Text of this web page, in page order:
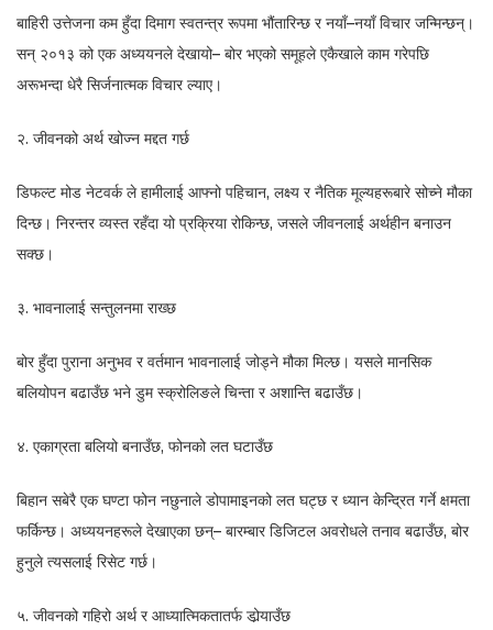
बाहिरी उत्तेजना कम हुँदा दिमाग स्वतन्त्र रूपमा भौंतारिन्छ र नयाँ–नयाँ विचार जन्मिन्छन्।
सन् २०१३ को एक अध्ययनले देखायो– बोर भएको समूहले एकैखाले काम गरेपछि
अरूभन्दा धेरै सिर्जनात्मक विचार ल्याए।
२. जीवनको अर्थ खोज्न मद्दत गर्छ
डिफल्ट मोड नेटवर्क ले हामीलाई आफ्नो पहिचान, लक्ष्य र नैतिक मूल्यहरूबारे सोच्ने मौका
दिन्छ। निरन्तर व्यस्त रहँदा यो प्रक्रिया रोकिन्छ, जसले जीवनलाई अर्थहीन बनाउन
सक्छ।
३. भावनालाई सन्तुलनमा राख्छ
बोर हुँदा पुराना अनुभव र वर्तमान भावनालाई जोड्ने मौका मिल्छ। यसले मानसिक
बलियोपन बढाउँछ भने डुम स्क्रोलिङले चिन्ता र अशान्ति बढाउँछ।
४. एकाग्रता बलियो बनाउँछ, फोनको लत घटाउँछ
बिहान सबेरै एक घण्टा फोन नछुनाले डोपामाइनको लत घट्छ र ध्यान केन्द्रित गर्ने क्षमता
फर्किन्छ। अध्ययनहरूले देखाएका छन्– बारम्बार डिजिटल अवरोधले तनाव बढाउँछ, बोर
हुनुले त्यसलाई रिसेट गर्छ।
५. जीवनको गहिरो अर्थ र आध्यात्मिकतातर्फ डोर्‍याउँछ